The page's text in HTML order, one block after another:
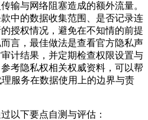
输与网络阻塞造成的额外流量。
中的数据收集范围、是否记录连
授权情况，避免在不知情的前提
言，最佳做法是查看官方隐私声
计结果，并定期检查权限设置与
考隐私权相关权威资料，可以帮
服务在数据使用上的边界与责
以下要点自测与评估：